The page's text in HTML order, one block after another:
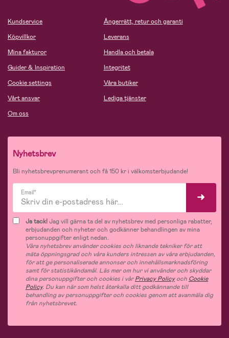
Kundservice
Köpvillkor
Mina fakturor
Guider & Inspiration
Cookie settings
Vårt ansvar
Om oss
Ångerrätt, retur och garanti
Leverans
Handla och betala
Integritet
Våra butiker
Lediga tjänster
Nyhetsbrev
Bli nyhetsbrevprenumerant och få 150 kr i välkomsterbjudande!
Email*
Ja tack!Jag vill gärna ta del av nyhetsbrev med personliga rabatter,
erbjudanden och nyheter och godkänner behandlingen av mina
personuppgifter enligt nedan.
Våra nyhetsbrev använder cookies och liknande tekniker för att
mäta öppningsgrad och våra kunders intressen av våra erbjudanden,
för att ge personaliserade annonser och innehållsmarknadsföring
samt för statistikändamål. Läs mer om hur vi använder och skyddar
dina personuppgifter och cookies i vårPrivacy Policyoch Cookie
Policy. Du kan när som helst återkalla ditt godkännande till
behandling av personuppgifter och cookies genom att avanmäla dig
från nyhetsbrevet.